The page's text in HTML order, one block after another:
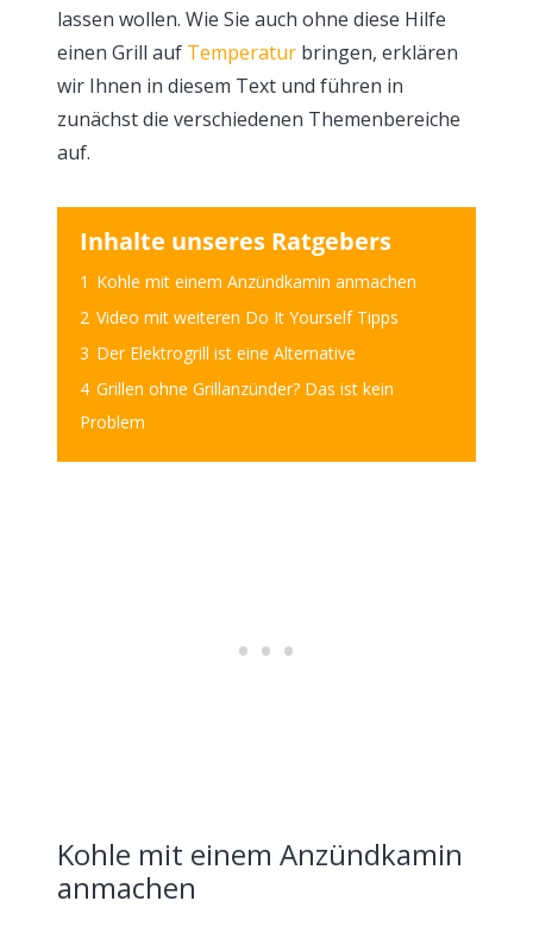
lassen wollen. Wie Sie auch ohne diese Hilfe
einen Grill auf Temperatur bringen, erklären
wir Ihnen in diesem Text und führen in
zunächst die verschiedenen Themenbereiche
auf.
Inhalte unseres Ratgebers
1 Kohle mit einem Anzündkamin anmachen
2 Video mit weiteren Do It Yourself Tipps
3 Der Elektrogrill ist eine Alternative
4 Grillen ohne Grillanzünder? Das ist kein
Problem
Kohle mit einem Anzündkamin
anmachen